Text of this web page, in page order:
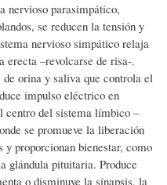
nervioso parasimpático,
se reducen la tensión y
nervioso simpático relaja
erecta –revolcarse de risa-.
orina y saliva que controla el
impulso eléctrico en
centro del sistema límbico –
se promueve la liberación
y proporcionan bienestar, como
glándula pituitaria. Produce
o disminuye la sinapsis, la